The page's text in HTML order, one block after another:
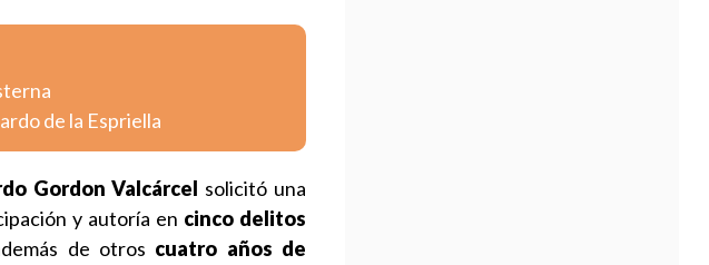
de la Espriella
Gordon Valcárcel solicitó una
y autoría en cinco delitos
de otros cuatro años de